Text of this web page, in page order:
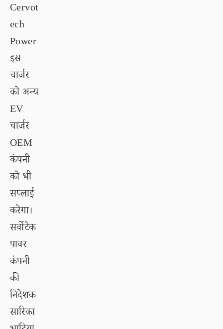
Cervot
ech
Power
इस
चार्जर
को अन्य
EV
चार्जर
OEM
कंपनी
को भी
सप्लाई
करेगा।
सर्वोटेक
पावर
कंपनी
की
निदेशक
सारिका